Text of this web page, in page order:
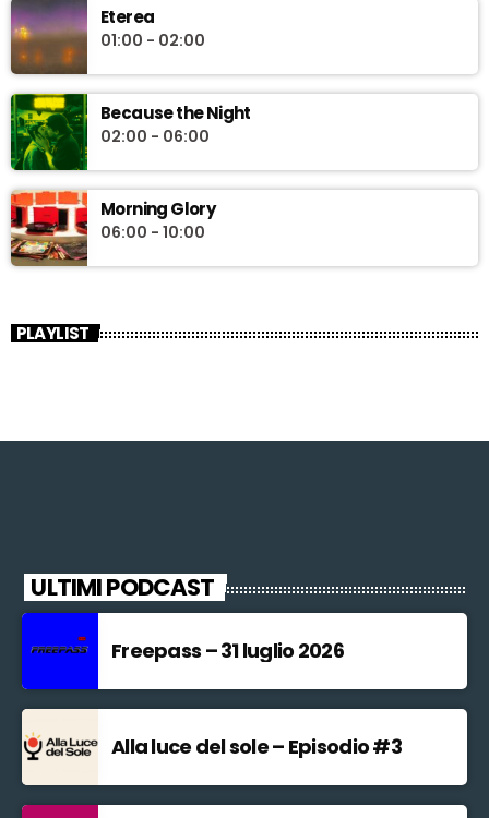
Eterea
01:00 - 02:00
Because the Night
02:00 - 06:00
Morning Glory
06:00 - 10:00
PLAYLIST
ULTIMI PODCAST
Freepass – 31 luglio 2026
Alla luce del sole – Episodio #3